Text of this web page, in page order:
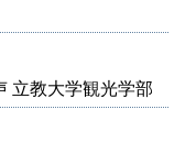
立教大学観光学部